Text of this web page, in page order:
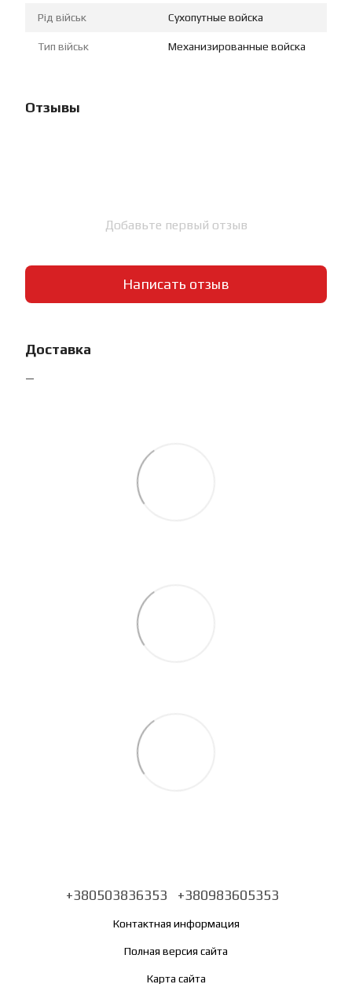
Рід військ Сухопутные войска
Тип військ Механизированные войска
Отзывы
Добавьте первый отзыв
Написать отзыв
Доставка
+380503836353 +380983605353
Контактная информация
Полная версия сайта
Карта сайта